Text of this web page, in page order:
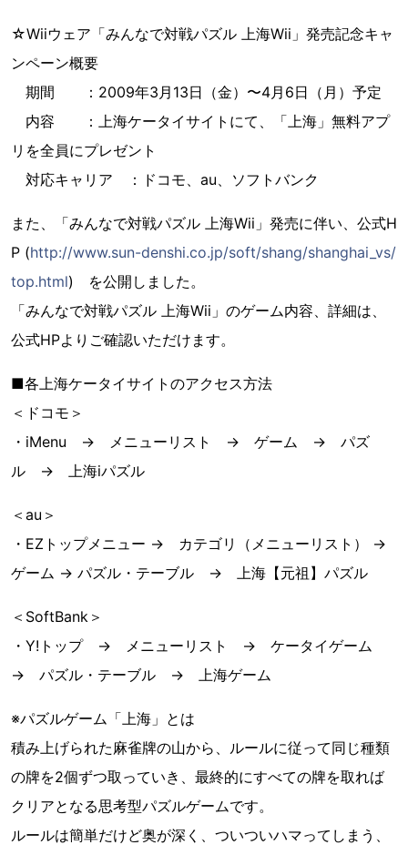
☆Wiiウェア「みんなで対戦パズル 上海Wii」発売記念キャ
ンペーン概要
期間 ：2009年3月13日（金）〜4月6日（月）予定
内容 ：上海ケータイサイトにて、「上海」無料アプ
リを全員にプレゼント
対応キャリア ：ドコモ、au、ソフトバンク
また、「みんなで対戦パズル 上海Wii」発売に伴い、公式H
P (http://www.sun-denshi.co.jp/soft/shang/shanghai_vs/
top.html) を公開しました。
「みんなで対戦パズル 上海Wii」のゲーム内容、詳細は、
公式HPよりご確認いただけます。
■各上海ケータイサイトのアクセス方法
＜ドコモ＞
・iMenu → メニューリスト → ゲーム → パズ
ル → 上海iパズル
＜au＞
・EZトップメニュー → カテゴリ（メニューリスト） →
ゲーム → パズル・テーブル → 上海【元祖】パズル
＜SoftBank＞
・Y!トップ → メニューリスト → ケータイゲーム
→ パズル・テーブル → 上海ゲーム
※パズルゲーム「上海」とは
積み上げられた麻雀牌の山から、ルールに従って同じ種類
の牌を2個ずつ取っていき、最終的にすべての牌を取れば
クリアとなる思考型パズルゲームです。
ルールは簡単だけど奥が深く、ついついハマってしまう、